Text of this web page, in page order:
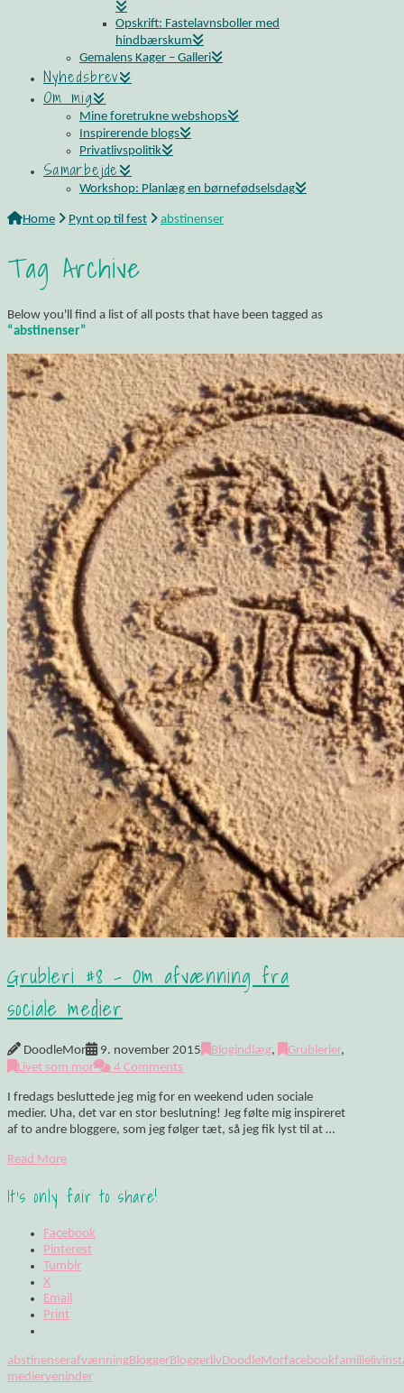
Opskrift: Fastelavnsboller med
hindbærskum
Gemalens Kager – Galleri
Nyhedsbrev
Om mig
Mine foretrukne webshops
Inspirerende blogs
Privatlivspolitik
Samarbejde
Workshop: Planlæg en børnefødselsdag
Home Pynt op til fest abstinenser
Tag Archive
Below you'll find a list of all posts that have been tagged as
“abstinenser”
Grubleri #8 – Om afvænning fra
sociale medier
DoodleMor 9. november 2015 Blogindlæg, Grublerier,
Livet som mor
4 Comments
I fredags besluttede jeg mig for en weekend uden sociale
medier. Uha, det var en stor beslutning! Jeg følte mig inspireret
af to andre bloggere, som jeg følger tæt, så jeg fik lyst til at …
Read More
It's only fair to share!
Facebook
Pinterest
Tumblr
X
Email
Print
abstinenserafvænningBloggerBloggerlivDoodleMorfacebookfamilieliv
medierveninder